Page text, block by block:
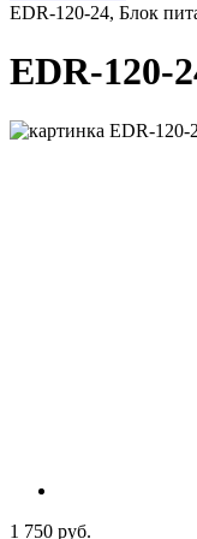
EDR-120-24, Блок
EDR-120-
1 750 руб.